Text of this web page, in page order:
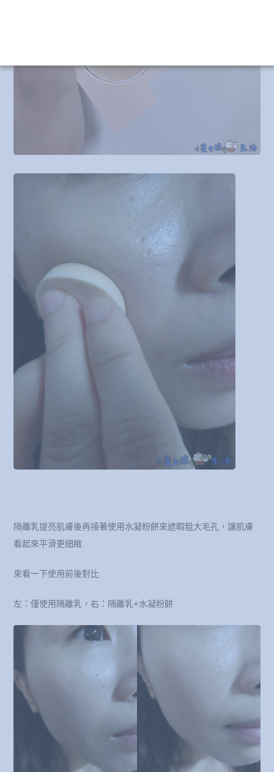
隔離乳提亮肌膚後再接著使用水凝粉餅來遮暇粗大毛孔，讓肌膚
看起來平滑更細緻
來看一下使用前後對比
左：僅使用隔離乳，右：隔離乳+水凝粉餅